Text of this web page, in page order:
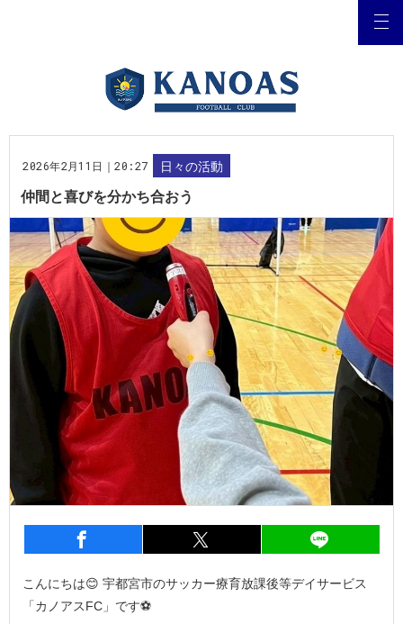
2026年2月11日｜20:27 日々の活動
仲間と喜びを分かち合おう
シェア シェア
こんにちは😊 宇都宮市のサッカー療育放課後等デイサービス
「カノアスFC」です⚽️